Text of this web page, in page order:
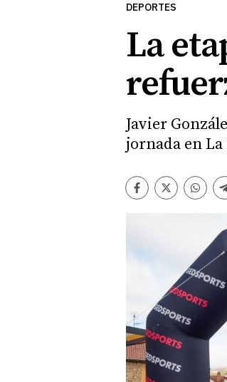
DEPORTES
La
Javier
jornada en
Facebook
Twitter
Comentarios